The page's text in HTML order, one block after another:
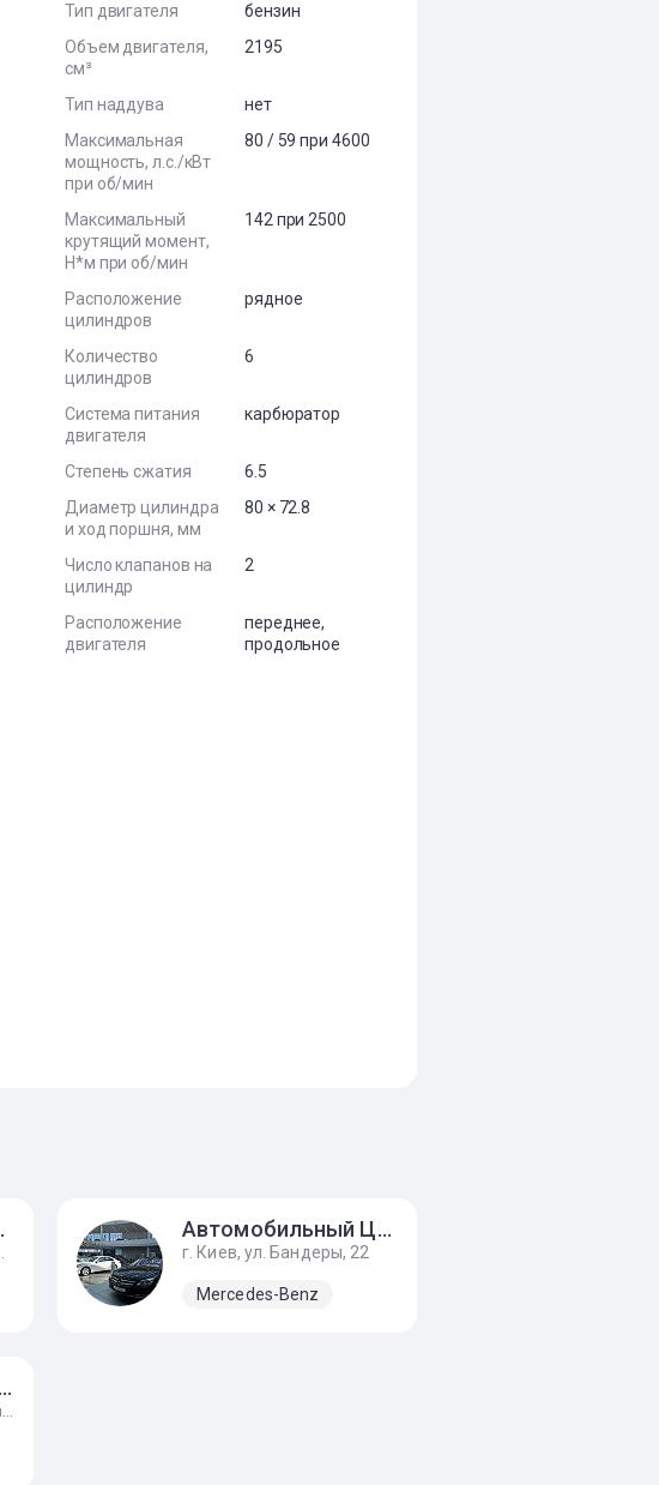
Тип двигателя
бензин
Объем двигателя,
см³
2195
Тип наддува
нет
Максимальная
мощность, л.с./кВт
при об/мин
80 / 59 при 4600
Максимальный
крутящий момент,
Н*м при об/мин
142 при 2500
Расположение
цилиндров
рядное
Количество
цилиндров
6
Система питания
двигателя
карбюратор
Степень сжатия
6.5
Диаметр цилиндра
и ход поршня, мм
80 × 72.8
Число клапанов на
цилиндр
2
Расположение
двигателя
переднее,
продольное
Автомобильный Центр Киев
г. Киев, ул. Бандеры, 22
Mercedes-Benz
Mercedes-Benz Западно-Украинский Автомобильный Дом